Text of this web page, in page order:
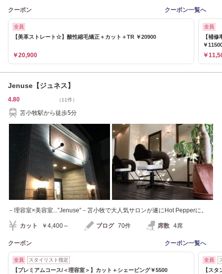
クーポン クーポン一覧へ
全員
【美革ストレート☆】酸性縮毛矯正＋カット＋TR ￥20900
￥20,900
全員
【補
￥
￥
Jenuse【ジュネス】
4.80 （11件）
苫小牧駅から徒歩5分
－理容室×美容室...”Jenuse”－苫小牧で大人気サロンが遂にHot Pepperに。
カット ￥4,400～ ブログ 70件 席数 4席
クーポン クーポン一覧へ
全員 スタイリスト指定
【プレミアムコース/＜理容室＞】カット＋シェービング￥5500
全員
【ス